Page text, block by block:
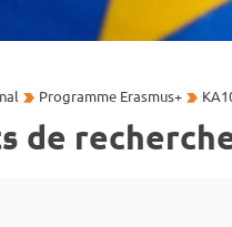
Programme Erasmus+
de